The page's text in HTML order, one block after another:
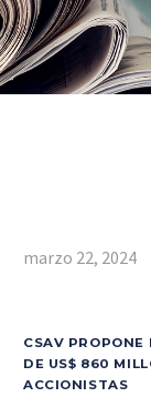
marzo 22, 2024
CSAV
DE US$ 860
ACCIONISTAS